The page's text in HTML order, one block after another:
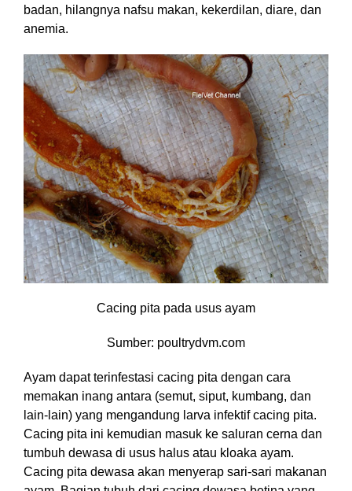
badan, hilangnya nafsu makan, kekerdilan, diare, dan
anemia.
Cacing pita pada usus ayam
Sumber: poultrydvm.com
Ayam dapat terinfestasi cacing pita dengan cara
memakan inang antara (semut, siput, kumbang, dan
lain-lain) yang mengandung larva infektif cacing pita.
Cacing pita ini kemudian masuk ke saluran cerna dan
tumbuh dewasa di usus halus atau kloaka ayam.
Cacing pita dewasa akan menyerap sari-sari makanan